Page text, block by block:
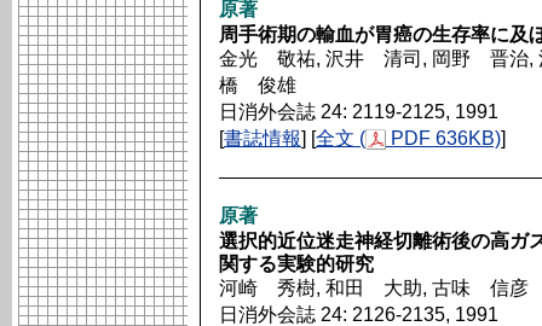
原著
周手術期の輸血が胃癌の生存率に及
金光 敬祐, 沢井 清司, 岡野 晋治,
橋 俊雄
日消外会誌 24: 2119-2125, 1991
[書誌情報] [全文 ( PDF 636KB)]
原著
選択的近位迷走神経切離術後の高ガ
関する実験的研究
河崎 秀樹, 和田 大助, 古味 信彦
日消外会誌 24: 2126-2135, 1991